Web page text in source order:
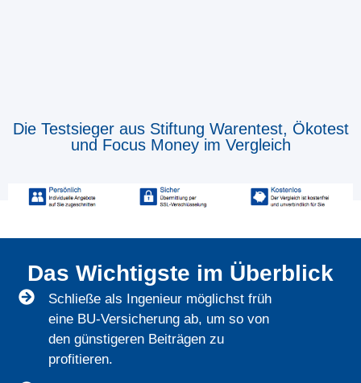
Die Testsieger aus Stiftung Warentest, Ökotest
und Focus Money im Vergleich
Das Wichtigste im Überblick
Schließe als Ingenieur möglichst früh
eine BU-Versicherung ab, um so von
den günstigeren Beiträgen zu
profitieren.